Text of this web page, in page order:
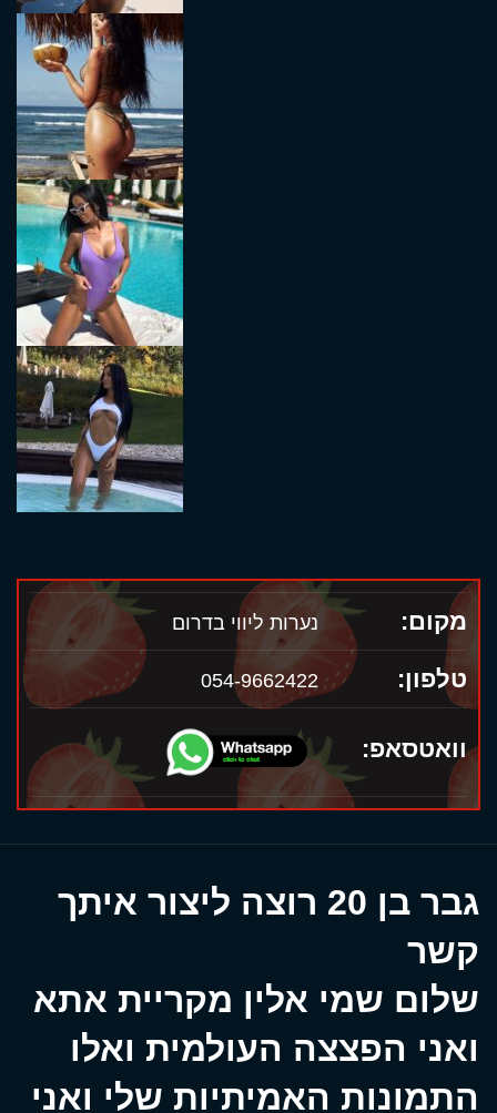
מקום: נערות ליווי בדרום
טלפון: 054-9662422
וואטסאפ:
גבר בן 20 רוצה ליצור איתך
קשר
שלום שמי אלין מקריית אתא
ואני הפצצה העולמית ואלו
התמונות האמיתיות שלי ואני